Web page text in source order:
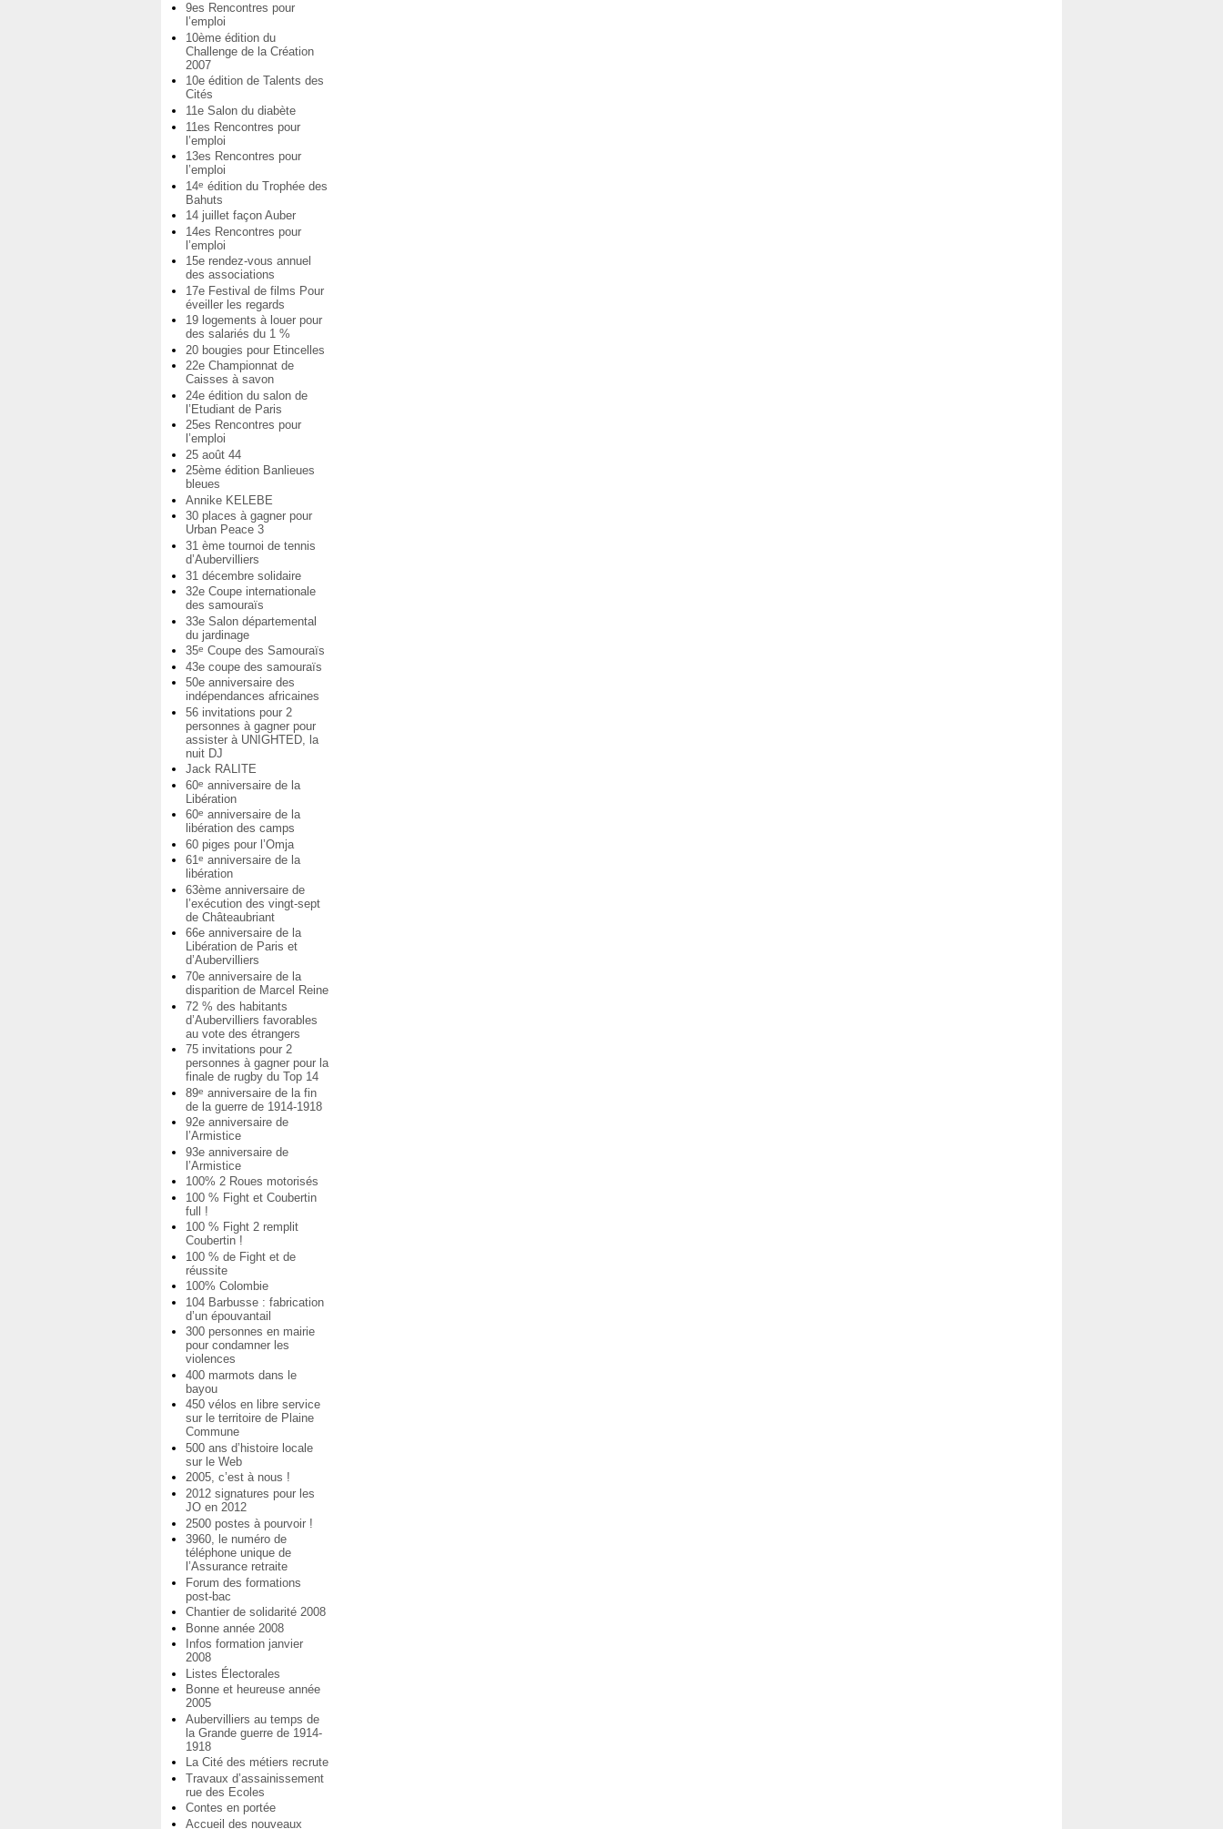
9es Rencontres pour
l’emploi
10ème édition du
Challenge de la Création
2007
10e édition de Talents des
Cités
11e Salon du diabète
11es Rencontres pour
l’emploi
13es Rencontres pour
l’emploi
14e édition du Trophée des
Bahuts
14 juillet façon Auber
14es Rencontres pour
l’emploi
15e rendez-vous annuel
des associations
17e Festival de films Pour
éveiller les regards
19 logements à louer pour
des salariés du 1 %
20 bougies pour Etincelles
22e Championnat de
Caisses à savon
24e édition du salon de
l’Etudiant de Paris
25es Rencontres pour
l’emploi
25 août 44
25ème édition Banlieues
bleues
Annike KELEBE
30 places à gagner pour
Urban Peace 3
31 ème tournoi de tennis
d’Aubervilliers
31 décembre solidaire
32e Coupe internationale
des samouraïs
33e Salon départemental
du jardinage
35e Coupe des Samouraïs
43e coupe des samouraïs
50e anniversaire des
indépendances africaines
56 invitations pour 2
personnes à gagner pour
assister à UNIGHTED, la
nuit DJ
Jack RALITE
60e anniversaire de la
Libération
60e anniversaire de la
libération des camps
60 piges pour l’Omja
61e anniversaire de la
libération
63ème anniversaire de
l’exécution des vingt-sept
de Châteaubriant
66e anniversaire de la
Libération de Paris et
d’Aubervilliers
70e anniversaire de la
disparition de Marcel Reine
72 % des habitants
d’Aubervilliers favorables
au vote des étrangers
75 invitations pour 2
personnes à gagner pour la
finale de rugby du Top 14
89e anniversaire de la fin
de la guerre de 1914-1918
92e anniversaire de
l’Armistice
93e anniversaire de
l’Armistice
100% 2 Roues motorisés
100 % Fight et Coubertin
full !
100 % Fight 2 remplit
Coubertin !
100 % de Fight et de
réussite
100% Colombie
104 Barbusse : fabrication
d’un épouvantail
300 personnes en mairie
pour condamner les
violences
400 marmots dans le
bayou
450 vélos en libre service
sur le territoire de Plaine
Commune
500 ans d’histoire locale
sur le Web
2005, c’est à nous !
2012 signatures pour les
JO en 2012
2500 postes à pourvoir !
3960, le numéro de
téléphone unique de
l’Assurance retraite
Forum des formations
post-bac
Chantier de solidarité 2008
Bonne année 2008
Infos formation janvier
2008
Listes Électorales
Bonne et heureuse année
2005
Aubervilliers au temps de
la Grande guerre de 1914-
1918
La Cité des métiers recrute
Travaux d’assainissement
rue des Ecoles
Contes en portée
Accueil des nouveaux